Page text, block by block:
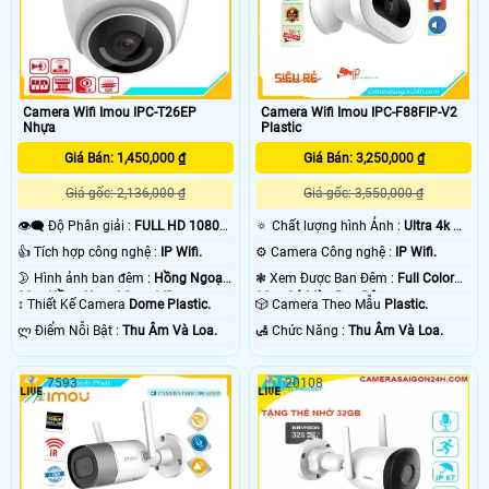
Camera Wifi Imou IPC-T26EP
Nhựa
Giá Bán: 1,450,000 ₫
Giá gốc: 2,136,000 ₫
👁️‍🗨 Độ Phân giải : FULL HD 1080P
👍 Tích hợp công nghệ :
IP Wifi.
🌛 Hình ảnh ban đêm : Hồng Ngoại
30m Hồng Ngoại Smart IR.
↕️ Thiết Kế Camera Dome Plastic.
️ლ Điểm Nỗi Bật : Thu Âm Và Loa.
Camera Wifi Imou IPC-F88FIP-V2
Plastic
Giá Bán: 3,250,000 ₫
Giá gốc: 3,550,000 ₫
🔅 Chất lượng hình Ảnh :Ultra 4k 👍🏾
.
⚙ Camera Công nghệ :
IP Wifi.
❃ Xem Được Ban Đêm : Full Color
20m Có Màu Ban Ðêm.
🎲 Camera Theo Mẫu Plastic.
️🛃 Chức Năng :Thu Âm Và Loa.
7593 20108